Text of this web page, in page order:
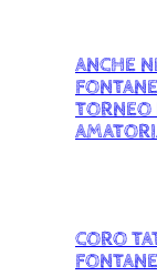
ANCHE
TORNEO
CORO